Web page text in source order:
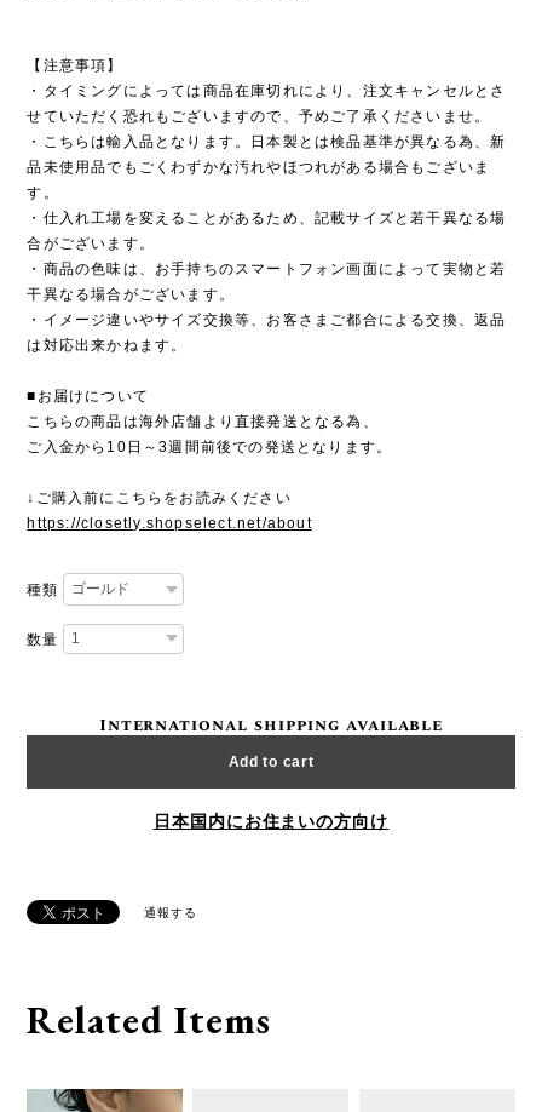
【注意事項】
・タイミングによっては商品在庫切れにより、注文キャンセルとさ
せていただく恐れもございますので、予めご了承くださいませ。
・こちらは輸入品となります。日本製とは検品基準が異なる為、新
品未使用品でもごくわずかな汚れやほつれがある場合もございま
す。
・仕入れ工場を変えることがあるため、記載サイズと若干異なる場
合がございます。
・商品の色味は、お手持ちのスマートフォン画面によって実物と若
干異なる場合がございます。
・イメージ違いやサイズ交換等、お客さまご都合による交換、返品
は対応出来かねます。
■お届けについて
こちらの商品は海外店舗より直接発送となる為、
ご入金から10日～3週間前後での発送となります。
↓ご購入前にこちらをお読みください
https://closetly.shopselect.net/about
種類
数量
International shipping available
Add to cart
日本国内にお住まいの方向け
通報する
Related Items